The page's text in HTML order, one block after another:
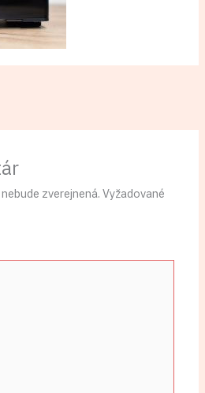
zverejnená. Vyžadované